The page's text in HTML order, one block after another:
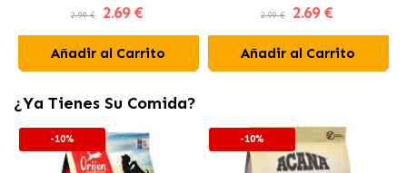
2.99 € 2.69 €
Añadir al Carrito
Perros
2.99 € 2.69 €
Añadir al Carrito
¿Ya Tienes Su Comida?
-10% -10%